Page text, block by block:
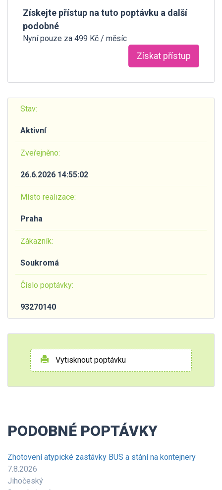
Získejte přístup na tuto poptávku a další
podobné
Nyní pouze za 499 Kč / měsíc
Získat přístup
Stav:
Aktivní
Zveřejněno:
26.6.2026 14:55:02
Místo realizace:
Praha
Zákazník:
Soukromá
Číslo poptávky:
93270140
Vytisknout poptávku
PODOBNÉ POPTÁVKY
Zhotovení atypické zastávky BUS a stání na kontejnery
7.8.2026
Jihočeský